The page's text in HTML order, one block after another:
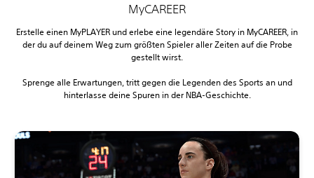
MyCAREER
Erstelle einen MyPLAYER und erlebe eine legendäre Story in MyCAREER, in
der du auf deinem Weg zum größten Spieler aller Zeiten auf die Probe
gestellt wirst.
Sprenge alle Erwartungen, tritt gegen die Legenden des Sports an und
hinterlasse deine Spuren in der NBA-Geschichte.